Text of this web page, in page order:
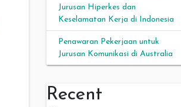
Jurusan Hiperkes dan
Keselamatan Kerja di Indonesia
Penawaran Pekerjaan untuk
Jurusan Komunikasi di Australia
Recent